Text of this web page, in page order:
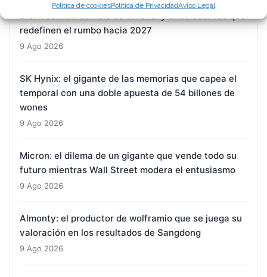
Política de cookiesPolítica de PrivacidadAviso Legal
redefinen el rumbo hacia 2027
9 Ago 2026
SK Hynix: el gigante de las memorias que capea el
temporal con una doble apuesta de 54 billones de
wones
9 Ago 2026
Micron: el dilema de un gigante que vende todo su
futuro mientras Wall Street modera el entusiasmo
9 Ago 2026
Almonty: el productor de wolframio que se juega su
valoración en los resultados de Sangdong
9 Ago 2026